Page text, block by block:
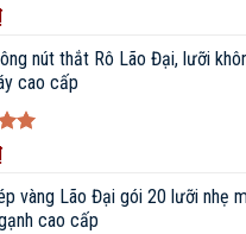
viên CSKH nhanh chóng, hiểu
sâu về các loại dụng cụ câu
vụ tận tâm, chuyên nghiệp,
hỗ trợ kịp thời, tiết kiệm thời
địa điểm câu, kỹ thuật câu,
đam mê, ký sự đi câu đầy vui thú.
nút thắt Rô Lão Đại, lưỡi
cao cấp
vàng Lão Đại gói 20 lưỡi nhẹ
cao cấp